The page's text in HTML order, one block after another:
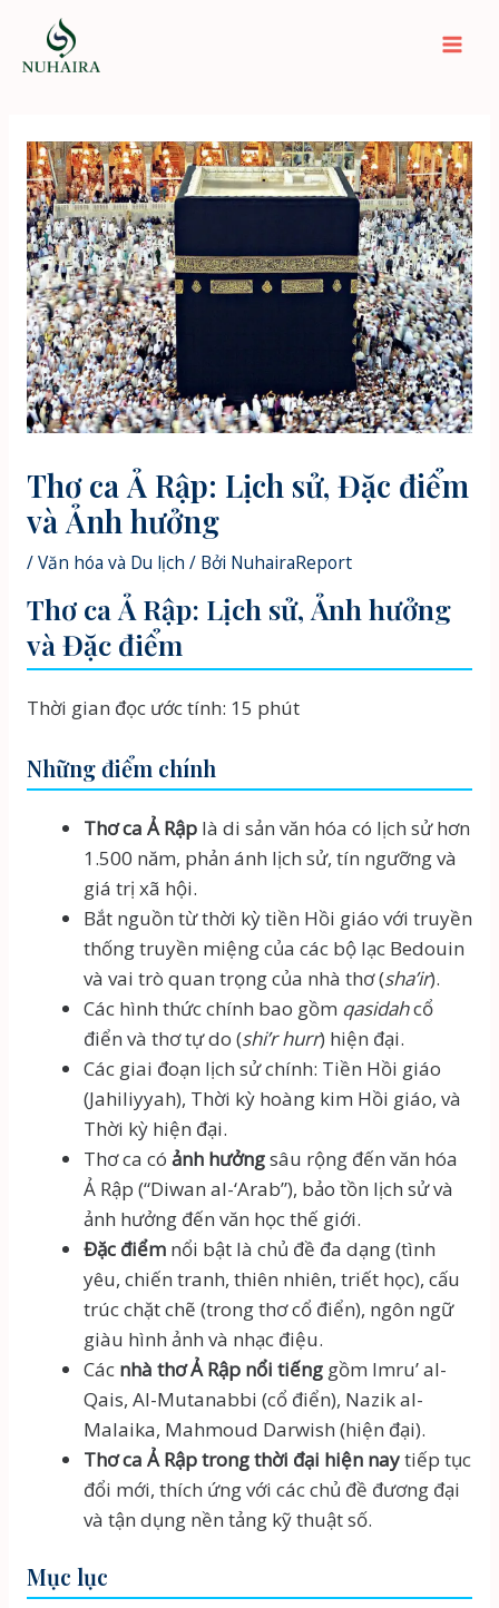
nội
Thơ ca Ả Rập: Lịch sử, Đặc điểm
và Ảnh hưởng
/Văn hóa và Du lịch / Bởi NuhairaReport
Thơ ca Ả Rập: Lịch sử, Ảnh hưởng
và Đặc điểm
Thời gian đọc ước tính: 15 phút
Những điểm chính
Thơ ca Ả Rậplà di sản văn hóa có lịch sử hơn
1.500 năm, phản ánh lịch sử, tín ngưỡng và
giá trị xã hội.
Bắt nguồn từ thời kỳ tiền Hồi giáo với truyền
thống truyền miệng của các bộ lạc Bedouin
và vai trò quan trọng của nhà thơ (sha’ir).
Các hình thức chính bao gồm qasidahcổ
điển và thơ tự do (shi’r hurr) hiện đại.
Các giai đoạn lịch sử chính: Tiền Hồi giáo
(Jahiliyyah), Thời kỳ hoàng kim Hồi giáo, và
Thời kỳ hiện đại.
Thơ ca có ảnh hưởngsâu rộng đến văn hóa
Ả Rập (“Diwan al-‘Arab”), bảo tồn lịch sử và
ảnh hưởng đến văn học thế giới.
Đặc điểmnổi bật là chủ đề đa dạng (tình
yêu, chiến tranh, thiên nhiên, triết học), cấu
trúc chặt chẽ (trong thơ cổ điển), ngôn ngữ
giàu hình ảnh và nhạc điệu.
Các nhà thơ Ả Rập nổi tiếnggồm Imru’ al-
Qais, Al-Mutanabbi (cổ điển), Nazik al-
Malaika, Mahmoud Darwish (hiện đại).
Thơ ca Ả Rập trong thời đại hiện naytiếp tục
đổi mới, thích ứng với các chủ đề đương đại
và tận dụng nền tảng kỹ thuật số.
Mục lục